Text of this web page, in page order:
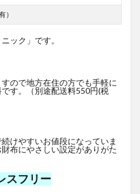
）
ック」です。
ので地方在住の方でも手軽に
す。（別途配送料550円(税
けやすいお値段になっていま
布にやさしい設定がありがた
スフリー